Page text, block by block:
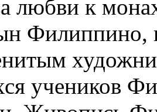
любви к
Филиппино,
учеников